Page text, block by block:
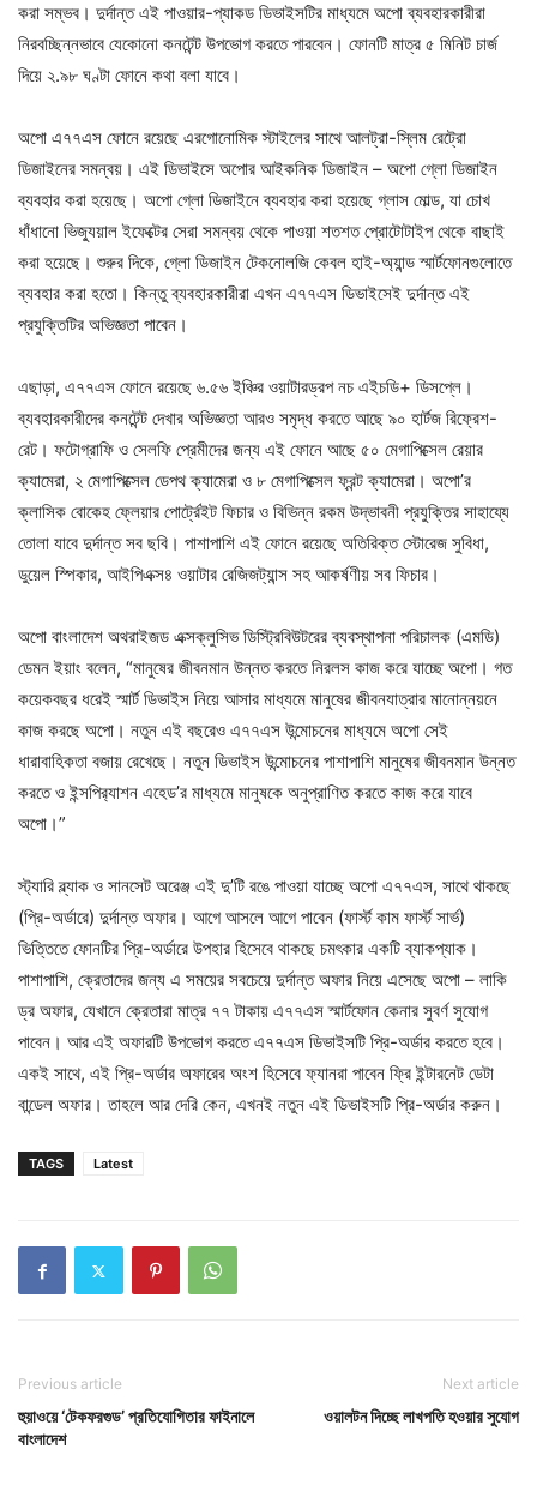
করা সম্ভব। দুর্দান্ত এই পাওয়ার-প্যাকড ডিভাইসটির মাধ্যমে অপো ব্যবহারকারীরা
নিরবচ্ছিন্নভাবে যেকোনো কনটেন্ট উপভোগ করতে পারবেন। ফোনটি মাত্র ৫ মিনিট চার্জ
দিয়ে ২.৯৮ ঘণ্টা ফোনে কথা বলা যাবে।
অপো এ৭৭এস ফোনে রয়েছে এরগোনোমিক স্টাইলের সাথে আলট্রা-স্লিম রেট্রো
ডিজাইনের সমন্বয়। এই ডিভাইসে অপোর আইকনিক ডিজাইন – অপো গ্লো ডিজাইন
ব্যবহার করা হয়েছে। অপো গ্লো ডিজাইনে ব্যবহার করা হয়েছে গ্লাস মোল্ড, যা চোখ
ধাঁধানো ভিজ্যুয়াল ইফেক্টের সেরা সমন্বয় থেকে পাওয়া শতশত প্রোটোটাইপ থেকে বাছাই
করা হয়েছে। শুরুর দিকে, গ্লো ডিজাইন টেকনোলজি কেবল হাই-অ্যান্ড স্মার্টফোনগুলোতে
ব্যবহার করা হতো। কিন্তু ব্যবহারকারীরা এখন এ৭৭এস ডিভাইসেই দুর্দান্ত এই
প্রযুক্তিটির অভিজ্ঞতা পাবেন।
এছাড়া, এ৭৭এস ফোনে রয়েছে ৬.৫৬ ইঞ্চির ওয়াটারড্রপ নচ এইচডি+ ডিসপ্লে।
ব্যবহারকারীদের কনটেন্ট দেখার অভিজ্ঞতা আরও সমৃদ্ধ করতে আছে ৯০ হার্টজ রিফ্রেশ-
রেট। ফটোগ্রাফি ও সেলফি প্রেমীদের জন্য এই ফোনে আছে ৫০ মেগাপিক্সেল রেয়ার
ক্যামেরা, ২ মেগাপিক্সেল ডেপথ ক্যামেরা ও ৮ মেগাপিক্সেল ফ্রন্ট ক্যামেরা। অপো’র
ক্লাসিক বোকেহ ফ্লেয়ার পোর্ট্রেইট ফিচার ও বিভিন্ন রকম উদ্ভাবনী প্রযুক্তির সাহায্যে
তোলা যাবে দুর্দান্ত সব ছবি। পাশাপাশি এই ফোনে রয়েছে অতিরিক্ত স্টোরেজ সুবিধা,
ডুয়েল স্পিকার, আইপিএক্স৪ ওয়াটার রেজিজট্যান্স সহ আকর্ষণীয় সব ফিচার।
অপো বাংলাদেশ অথরাইজড এক্সক্লুসিভ ডিস্ট্রিবিউটরের ব্যবস্থাপনা পরিচালক (এমডি)
ডেমন ইয়াং বলেন, “মানুষের জীবনমান উন্নত করতে নিরলস কাজ করে যাচ্ছে অপো। গত
কয়েকবছর ধরেই স্মার্ট ডিভাইস নিয়ে আসার মাধ্যমে মানুষের জীবনযাত্রার মানোন্নয়নে
কাজ করছে অপো। নতুন এই বছরেও এ৭৭এস উন্মোচনের মাধ্যমে অপো সেই
ধারাবাহিকতা বজায় রেখেছে। নতুন ডিভাইস উন্মোচনের পাশাপাশি মানুষের জীবনমান উন্নত
করতে ও ইন্সপির‍্যাশন এহেড’র মাধ্যমে মানুষকে অনুপ্রাণিত করতে কাজ করে যাবে
অপো।”
স্ট্যারি ব্ল্যাক ও সানসেট অরেঞ্জ এই দু’টি রঙে পাওয়া যাচ্ছে অপো এ৭৭এস, সাথে থাকছে
(প্রি-অর্ডারে) দুর্দান্ত অফার। আগে আসলে আগে পাবেন (ফার্স্ট কাম ফার্স্ট সার্ভ)
ভিত্তিতে ফোনটির প্রি-অর্ডারে উপহার হিসেবে থাকছে চমৎকার একটি ব্যাকপ্যাক।
পাশাপাশি, ক্রেতাদের জন্য এ সময়ের সবচেয়ে দুর্দান্ত অফার নিয়ে এসেছে অপো – লাকি
ড্র অফার, যেখানে ক্রেতারা মাত্র ৭৭ টাকায় এ৭৭এস স্মার্টফোন কেনার সুবর্ণ সুযোগ
পাবেন। আর এই অফারটি উপভোগ করতে এ৭৭এস ডিভাইসটি প্রি-অর্ডার করতে হবে।
একই সাথে, এই প্রি-অর্ডার অফারের অংশ হিসেবে ফ্যানরা পাবেন ফ্রি ইন্টারনেট ডেটা
বান্ডেল অফার। তাহলে আর দেরি কেন, এখনই নতুন এই ডিভাইসটি প্রি-অর্ডার করুন।
TAGS Latest
Previous article
হুয়াওয়ে ‘টেকফরগুড’ প্রতিযোগিতার ফাইনালে
বাংলাদেশ
Next article
ওয়ালটন দিচ্ছে লাখপতি হওয়ার সুযোগ